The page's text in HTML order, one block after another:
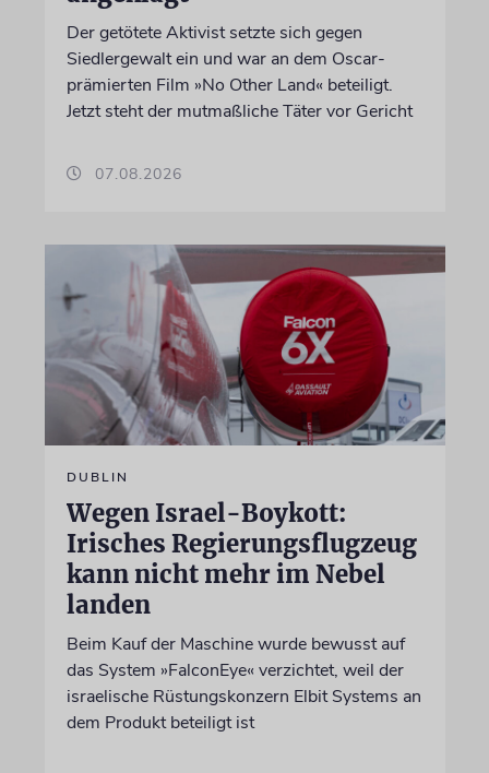
Der getötete Aktivist setzte sich gegen
Siedlergewalt ein und war an dem Oscar-
prämierten Film »No Other Land« beteiligt.
Jetzt steht der mutmaßliche Täter vor Gericht
07.08.2026
DUBLIN
Wegen Israel-Boykott:
Irisches Regierungsflugzeug
kann nicht mehr im Nebel
landen
Beim Kauf der Maschine wurde bewusst auf
das System »FalconEye« verzichtet, weil der
israelische Rüstungskonzern Elbit Systems an
dem Produkt beteiligt ist